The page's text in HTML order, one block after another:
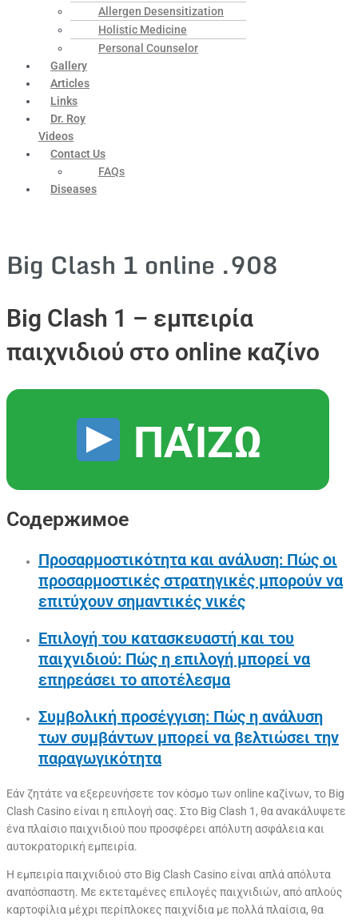
Allergen Desensitization
Holistic Medicine
Personal Counselor
Gallery
Articles
Links
Dr. Roy
Videos
Contact Us
FAQs
Diseases
Big Clash 1 online .908
Big Clash 1 – εμπειρία
παιχνιδιού στο online καζίνο
ΠΑΊΖΩ
Содержимое
Προσαρμοστικότητα και ανάλυση: Πώς οι
προσαρμοστικές στρατηγικές μπορούν να
επιτύχουν σημαντικές νικές
Επιλογή του κατασκευαστή και του
παιχνιδιού: Πώς η επιλογή μπορεί να
επηρεάσει το αποτέλεσμα
Συμβολική προσέγγιση: Πώς η ανάλυση
των συμβάντων μπορεί να βελτιώσει την
παραγωγικότητα
Εάν ζητάτε να εξερευνήσετε τον κόσμο των online καζίνων, το Big
Clash Casino είναι η επιλογή σας. Στο Big Clash 1, θα ανακάλυψετε
ένα πλαίσιο παιχνιδιού που προσφέρει απόλυτη ασφάλεια και
αυτοκρατορική εμπειρία.
Η εμπειρία παιχνιδιού στο Big Clash Casino είναι απλά απόλυτα
αναπόσπαστη. Με εκτεταμένες επιλογές παιχνιδιών, από απλούς
καρτοφίλια μέχρι περίπλοκες παιχνίδια με πολλά πλαίσια, θα